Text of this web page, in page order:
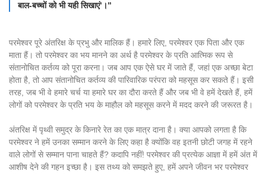
बाल-बच्चों को भी यही सिखाएं’।”
परमेश्वर पूरे अंतरिक्ष के प्रभु और मालिक हैं। हमारे लिए, परमेश्वर एक पिता और एक
माता हैं। तो परमेश्वर का भय मानने का अर्थ है परमेश्वर के प्रति आत्मिक रूप से
संतानोचित कर्तव्य को पूरा करना। जब आप एक ऐसे घर में जाते हैं, जहां एक अच्छा बेटा
होता है, तो आप संतानोचित कर्तव्य की पारिवारिक परंपरा को महसूस कर सकते हैं। इसी
तरह, जब भी वे हमारे चर्च या हमारे घर का दौरा करते हैं और जब भी वे हमें देखते हैं, हमें
लोगों को परमेश्वर के प्रति भय के माहौल को महसूस करने में मदद करने की जरूरत है।
अंतरिक्ष में पृथ्वी समुद्र के किनारे रेत का एक मात्र दाना है। क्या आपको लगता है कि
परमेश्वर ने हमें उनका सम्मान करने के लिए कहा है क्योंकि वह इतनी छोटी जगह में रहने
वाले लोगों से सम्मान पाना चाहते हैं? कदापि नहीं! परमेश्वर की प्रत्येक आज्ञा में हमें अंत में
आशीष देने की गहन इच्छा है। इस तथ्य को समझते हुए, हमें अपने जीवन भर परमेश्वर